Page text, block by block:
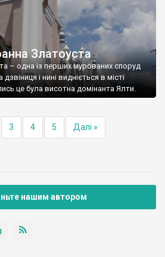
Златоуста
– одна із перших мурованих споруд
і нині видніється в місті
це була висотна домінанта Ялти.
3 4 5 Далі »
нашим автором